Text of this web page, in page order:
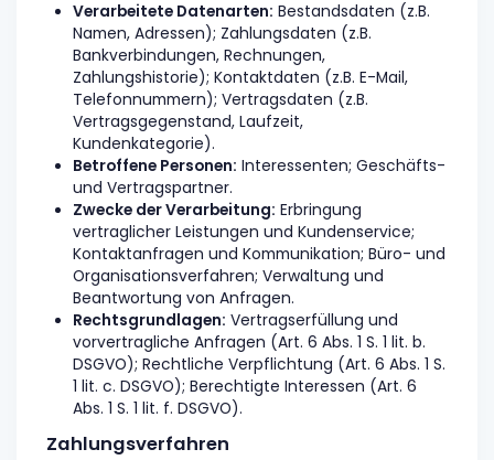
Verarbeitete Datenarten: Bestandsdaten (z.B.
Namen, Adressen); Zahlungsdaten (z.B.
Bankverbindungen, Rechnungen,
Zahlungshistorie); Kontaktdaten (z.B. E-Mail,
Telefonnummern); Vertragsdaten (z.B.
Vertragsgegenstand, Laufzeit,
Kundenkategorie).
Betroffene Personen: Interessenten; Geschäfts-
und Vertragspartner.
Zwecke der Verarbeitung: Erbringung
vertraglicher Leistungen und Kundenservice;
Kontaktanfragen und Kommunikation; Büro- und
Organisationsverfahren; Verwaltung und
Beantwortung von Anfragen.
Rechtsgrundlagen: Vertragserfüllung und
vorvertragliche Anfragen (Art. 6 Abs. 1 S. 1 lit. b.
DSGVO); Rechtliche Verpflichtung (Art. 6 Abs. 1 S.
1 lit. c. DSGVO); Berechtigte Interessen (Art. 6
Abs. 1 S. 1 lit. f. DSGVO).
Zahlungsverfahren